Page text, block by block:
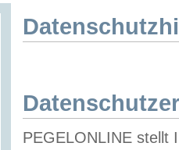
PEGELONLINE stellt